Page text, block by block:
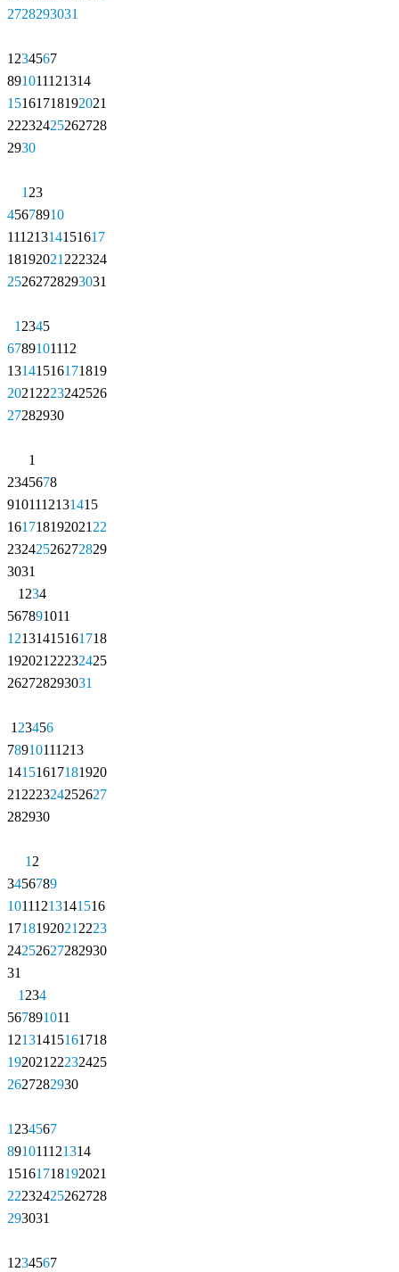
2728293031
1 234567
891011121314
15161718192021
22232425262728
2930
1 23
45678910
11121314151617
18192021 222324
25262728293031
1 2345
6789101112
13141516171819
2021 2223242526
27282930
1
2345678
9101112131415
161718192021 22
23242526272829
3031
1 234
567891011
12131415161718
192021 22232425
262728293031
1 23456
78910111213
14151617181920
21 222324252627
282930
1 2
3456789
10111213141516
1718192021 2223
24252627282930
31
1 234
567891011
12131415161718
192021 22232425
2627282930
1 234567
891011121314
15161718192021
22232425262728
293031
1 234567